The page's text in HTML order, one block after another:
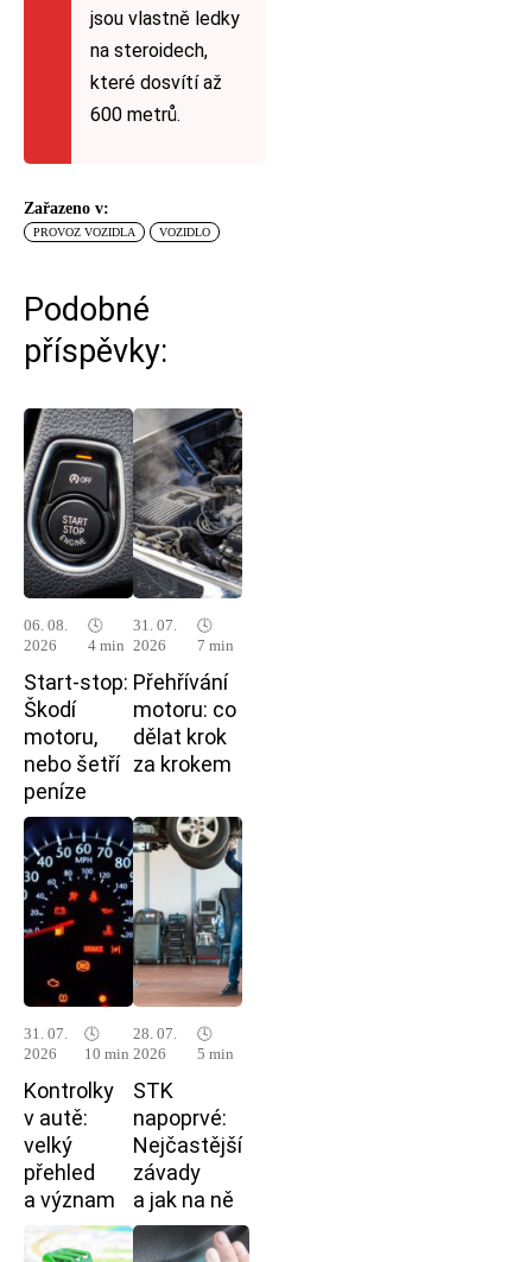
jsou vlastně ledky
na steroidech,
které dosvítí až
600 metrů.
Zařazeno v:
PROVOZ VOZIDLA VOZIDLO
Podobné
příspěvky:
06. 08.
2026
🕓
4 min
Start-stop:
Škodí
motoru,
nebo šetří
peníze
31. 07.
2026
🕓
7 min
Přehřívání
motoru: co
dělat krok
za krokem
31. 07.
2026
🕓
10 min
Kontrolky
v autě:
velký
přehled
a význam
28. 07.
2026
🕓
5 min
STK
napoprvé:
Nejčastější
závady
a jak na ně